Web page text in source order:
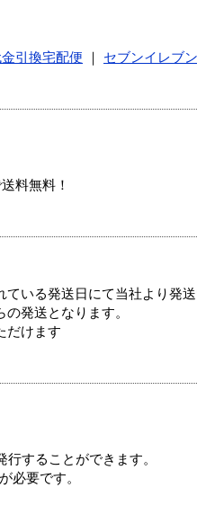
引換宅配便
セブンイレブ
料無料！
いる発送日にて当社より発送
発送となります。
だけます
することができます。
必要です。